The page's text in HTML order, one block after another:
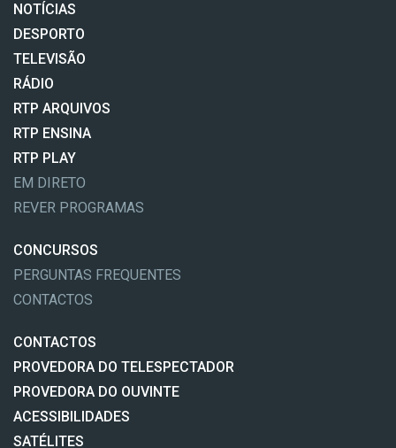
NOTÍCIAS
DESPORTO
TELEVISÃO
RÁDIO
RTP ARQUIVOS
RTP ENSINA
RTP PLAY
EM DIRETO
REVER PROGRAMAS
CONCURSOS
PERGUNTAS FREQUENTES
CONTACTOS
CONTACTOS
PROVEDORA DO TELESPECTADOR
PROVEDORA DO OUVINTE
ACESSIBILIDADES
SATÉLITES